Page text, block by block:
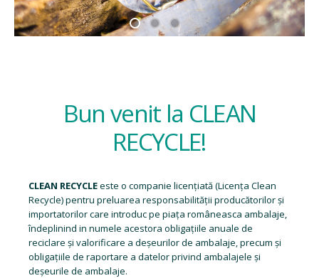
Bun venit la CLEAN
RECYCLE!
CLEAN RECYCLEeste o companie licențiată (Licența Clean
Recycle) pentru preluarea responsabilității producătorilor și
importatorilor care introduc pe piața româneasca ambalaje,
îndeplinind in numele acestora obligațiile anuale de
reciclare și valorificare a deșeurilor de ambalaje, precum și
obligațiile de raportare a datelor privind ambalajele și
deșeurile de ambalaje.